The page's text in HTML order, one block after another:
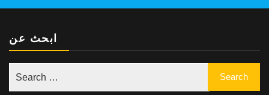
ابحث عن